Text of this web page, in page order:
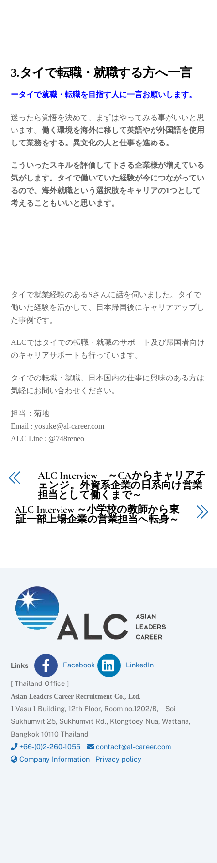
3.タイで転職・就職する方へ一言
ータイで就職・転職を目指す人に一言お願いします。
迷ったら覚悟を決めて、まずはやってみる事がいいと思
います。働く環境を海外に移して英語やが外国語を使用
して業務をする。異文化の人と仕事を進める。
こういったスキルを評価して下さる企業様が増えている
気がします。タイで働いていた経験が今につながってい
るので、海外就職という選択肢をキャリアの1つとして
考えることもいいと思います。
タイで就業経験のあるSさんに話を伺いました。タイで
働いた経験を活かして、日本帰国後にキャリアアップし
た事例です。
ALCではタイでの転職・就職のサポート及び帰国者向け
のキャリアサポートも行っています。
タイでの転職・就職、日本国内の仕事に興味のある方は
気軽にお問い合わせください。
担当：菊地
Email : yosuke@al-career.com
ALC Line : @748reneo
ALC Interview ～CAからキャリアチ
ェンジ。外資系企業の日系向け営業
担当として働くまで～
ALC Interview ～小学校の教師から東
証一部上場企業の営業担当へ転身～
Links Facebook LinkedIn
[ Thailand Office ]
Asian Leaders Career Recruitment Co., Ltd.
1 Vasu 1 Building, 12th Floor, Room no.1202/B, Soi
Sukhumvit 25, Sukhumvit Rd., Klongtoey Nua, Wattana,
Bangkok 10110 Thailand
+66-(0)2-260-1055
contact@al-career.com
Company Information
Privacy policy